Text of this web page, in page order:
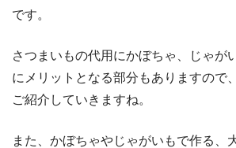
です。
さつまいもの代用にかぼちゃ、じゃが
にメリットとなる部分もありますので
ご紹介していきますね。
また、かぼちゃやじゃがいもで作る、